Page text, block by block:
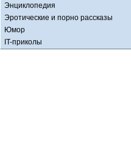
Энциклопедия
Эротические и порно рассказы
Юмор
IT-приколы